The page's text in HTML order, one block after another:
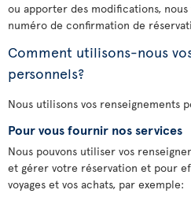
ou apporter des modifications,
numéro de confirmation de
Comment utilisons-nous
personnels?
Nous utilisons vos renseignements
Pour vous fournir nos services
Nous pouvons utiliser vos
et gérer votre réservation et pour
voyages et vos achats, par exemple: